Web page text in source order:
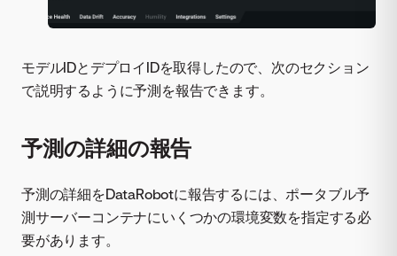
モデルIDとデプロイIDを取得したので、次のセクション
で説明するように予測を報告できます。
予測の詳細の報告
予測の詳細をDataRobotに報告するには、ポータブル予
測サーバーコンテナにいくつかの環境変数を指定する必
要があります。